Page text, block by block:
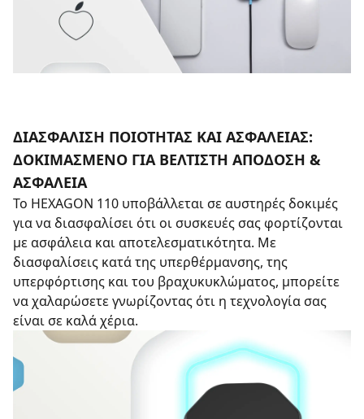
ΔΙΑΣΦΆΛΙΣΗ ΠΟΙΌΤΗΤΑΣ ΚΑΙ ΑΣΦΆΛΕΙΑΣ:
ΔΟΚΙΜΑΣΜΈΝΟ ΓΙΑ ΒΈΛΤΙΣΤΗ ΑΠΌΔΟΣΗ &
ΑΣΦΆΛΕΙΑ
Το HEXAGON 110 υποβάλλεται σε αυστηρές δοκιμές
για να διασφαλίσει ότι οι συσκευές σας φορτίζονται
με ασφάλεια και αποτελεσματικότητα. Με
διασφαλίσεις κατά της υπερθέρμανσης, της
υπερφόρτισης και του βραχυκυκλώματος, μπορείτε
να χαλαρώσετε γνωρίζοντας ότι η τεχνολογία σας
είναι σε καλά χέρια.